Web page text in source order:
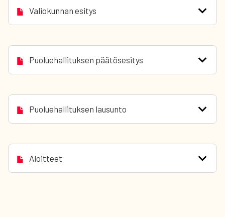
Valiokunnan esitys
Puoluehallituksen päätösesitys
Puoluehallituksen lausunto
Aloitteet